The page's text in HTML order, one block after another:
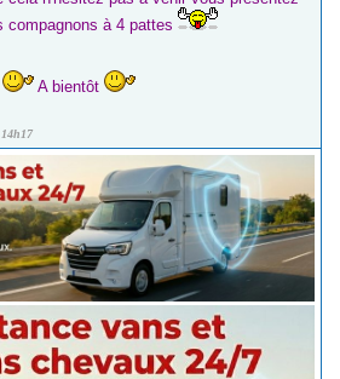
compagnons à 4 pattes
A bientôt